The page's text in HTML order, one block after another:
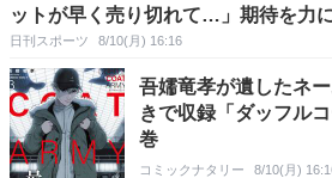
ットが早く売り切れて…」期待を力
日刊スポーツ 8/10(月) 16:16
吾嬬竜孝が遺したネ
きで収録「ダッフル
巻
コミックナタリー 8/10(月)